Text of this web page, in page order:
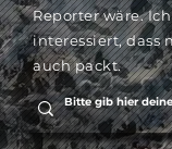
Reporter wäre.
interessiert, dass
auch packt.